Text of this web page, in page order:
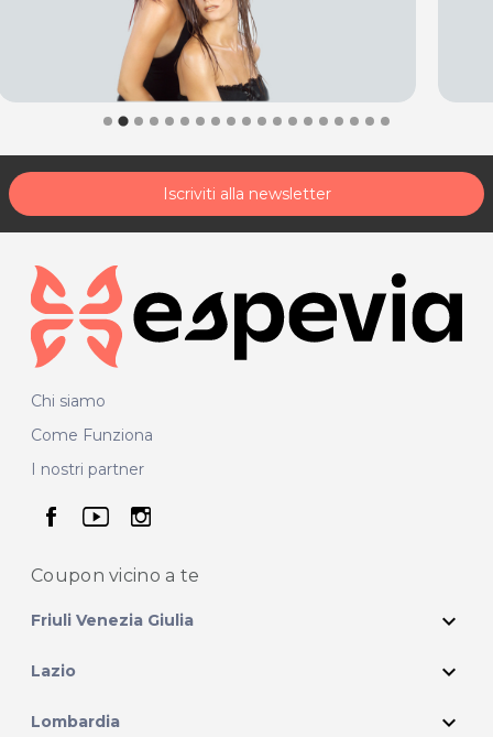
Iscriviti alla newsletter
Chi siamo
Come Funziona
I nostri partner
seguici su facebook
seguici su youtube
seguici su instagram
Coupon vicino a te
Friuli Venezia Giulia expand_more
Lazio expand_more
Lombardia expand_more